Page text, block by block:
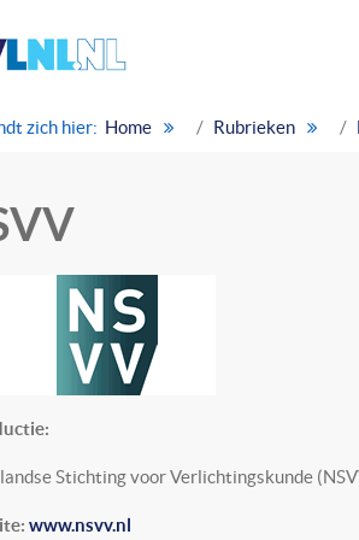
zich hier: Home Rubrieken
Stichting voor Verlichtingskunde
www.nsvv.nl